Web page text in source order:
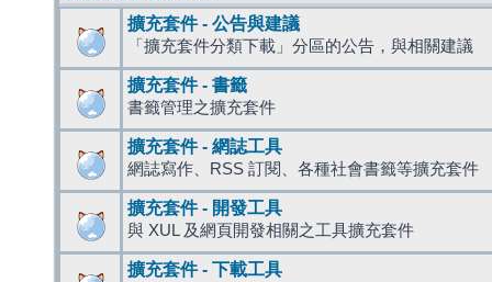
擴充套件 - 公告與建議
「擴充套件分類下載」分區的公告，與相關建議
擴充套件 - 書籤
書籤管理之擴充套件
擴充套件 - 網誌工具
網誌寫作、RSS 訂閱、各種社會書籤等擴充套件
擴充套件 - 開發工具
與 XUL 及網頁開發相關之工具擴充套件
擴充套件 - 下載工具